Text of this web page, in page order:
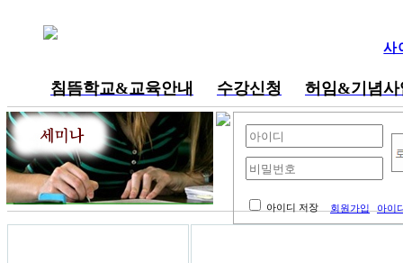
사
침뜸학교&교육안내 수강신청
허임&기념사
내공부방
아이디 저장 회원가입 아이